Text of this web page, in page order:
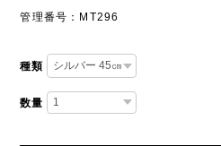
管理番号：MT296
種類
数量